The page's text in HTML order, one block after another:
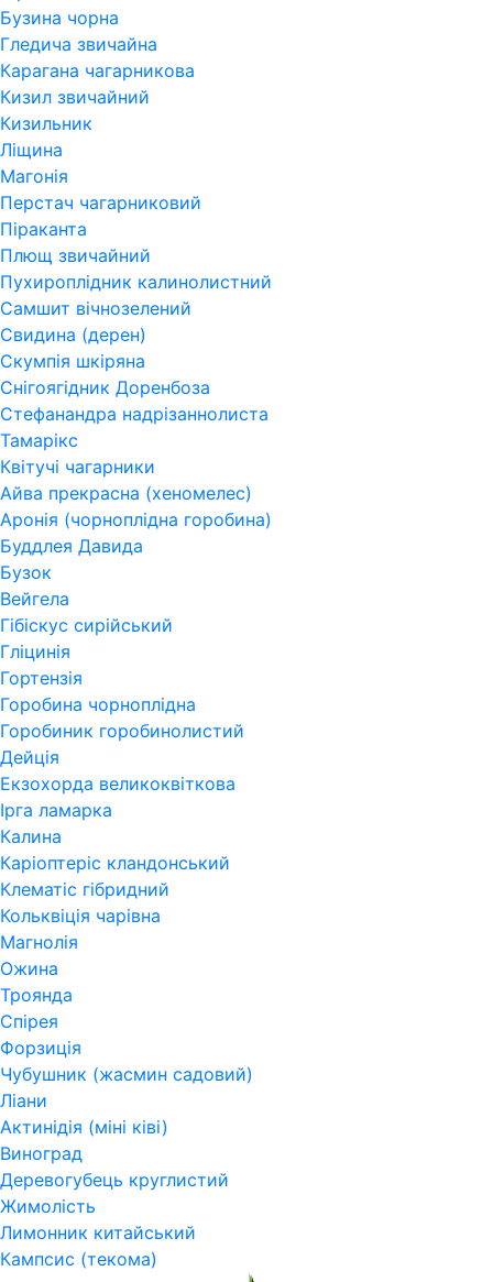
Бузина чорна
Гледича звичайна
Карагана чагарникова
Кизил звичайний
Кизильник
Ліщина
Магонія
Перстач чагарниковий
Піраканта
Плющ звичайний
Пухироплідник калинолистний
Самшит вічнозелений
Свидина (дерен)
Скумпія шкіряна
Снігоягідник Доренбоза
Стефанандра надрізаннолиста
Тамарікс
Квітучі чагарники
Айва прекрасна (хеномелес)
Аронія (чорноплідна горобина)
Буддлея Давида
Бузок
Вейгела
Гібіскус сирійський
Гліцинія
Гортензія
Горобина чорноплідна
Горобиник горобинолистий
Дейція
Екзохорда великоквіткова
Ірга ламарка
Калина
Каріоптеріс кландонський
Клематіс гібридний
Кольквіція чарівна
Магнолія
Ожина
Троянда
Спірея
Форзиція
Чубушник (жасмин садовий)
Ліани
Актинідія (міні ківі)
Виноград
Деревогубець круглистий
Жимолість
Лимонник китайський
Кампсис (текома)